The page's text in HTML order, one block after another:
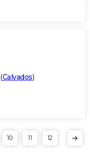
(Calvados)
10 11 12